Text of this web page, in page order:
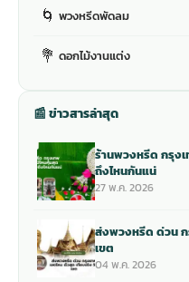
🌀 พวงหรีดพัดลม
💐 ดอกไม้งานแต่ง
📰 ข่าวสารล่าสุด
ร้านพวงหรีด กรุง
ถึงไหนกันแน่
27 พ.ค. 2026
ส่งพวงหรีด ด่วน ก
เขต
04 พ.ค. 2026